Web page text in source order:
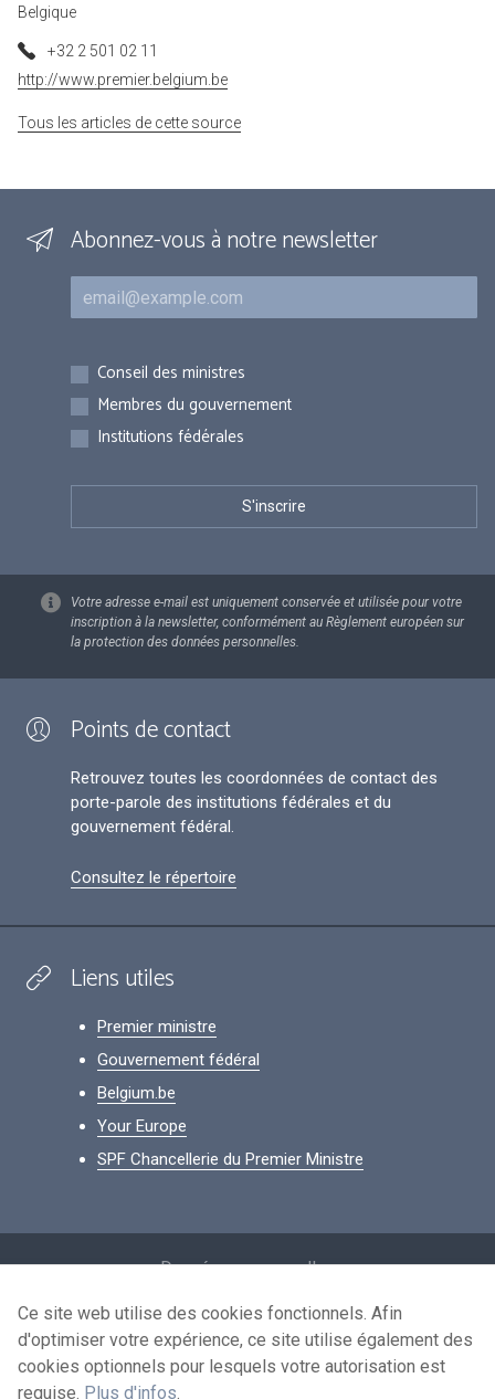
Belgique
+32 2 501 02 11
http://www.premier.belgium.be
Tous les articles de cette source
Abonnez-vous à notre newsletter
Courriel
Inscriptions
Conseil des ministres
Membres du gouvernement
Institutions fédérales
Votre adresse e-mail est uniquement conservée et utilisée pour votre
inscription à la newsletter, conformément au Règlement européen sur
la protection des données personnelles.
Points de contact
Retrouvez toutes les coordonnées de contact des
porte-parole des institutions fédérales et du
gouvernement fédéral.
Consultez le répertoire
Liens utiles
Premier ministre
Gouvernement fédéral
Belgium.be
Your Europe
SPF Chancellerie du Premier Ministre
Données personnelles
Conditions de réutilisation
Contactez-nous
Ce site web utilise des cookies fonctionnels. Afin
d'optimiser votre expérience, ce site utilise également des
cookies optionnels pour lesquels votre autorisation est
requise. Plus d'infos.